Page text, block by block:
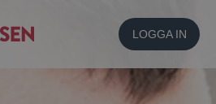
LOGGA IN